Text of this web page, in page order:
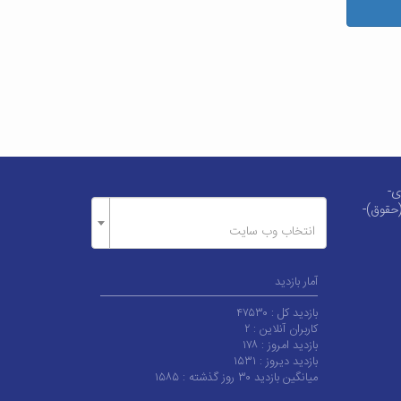
انتخاب وب سایت
آمار بازدید
بازدید کل : ۴۷۵۳۰
کاربران آنلاین :۲
بازدید امروز : ۱۷۸
بازدید دیروز : ۱۵۳۱
میانگین بازدید ۳۰ روز گذشته :
۱۵۸۵